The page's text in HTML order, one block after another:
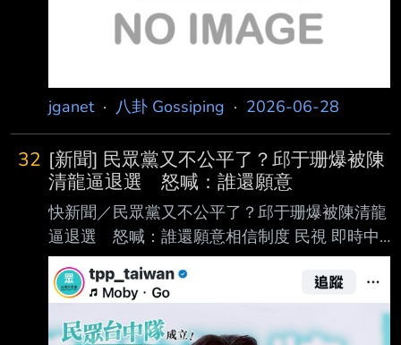
慘一筆虧掉90% Lookonchain監測數
jganet· 八卦 Gossiping · 2026-06-28
32 [新聞] 民眾黨又不公平了？邱于珊爆被陳
清龍逼退選 怒喊：誰還願意
快新聞／民眾黨又不公平了？邱于珊爆被陳清龍
逼退選 怒喊：誰還願意相信制度 民視 即時中
心／潘柏廷報導 民眾黨布局2026年九合一選
舉，但陸續傳出黨內發生糾紛，不少人紛紛宣布
退選，甚至退 黨。如今，同黨籍台中市北屯區
議員參選人邱于珊，今（23）日在臉書發長文控